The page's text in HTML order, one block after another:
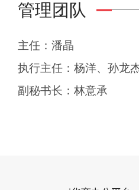
管理团队
主任：潘晶
执行主任：杨洋、孙龙
副秘书长：林意承